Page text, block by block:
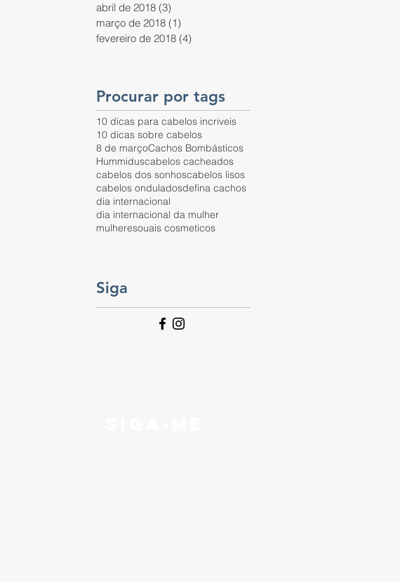
abril de 2018 (3)
março de 2018 (1)
fevereiro de 2018 (4)
Procurar por tags
10 dicas para cabelos incriveis
10 dicas sobre cabelos
8 de marçoCachos Bombásticos
Hummiduscabelos cacheados
cabelos dos sonhoscabelos lisos
cabelos onduladosdefina cachos
dia internacional
dia internacional da mulher
mulheresouais cosmeticos
Siga